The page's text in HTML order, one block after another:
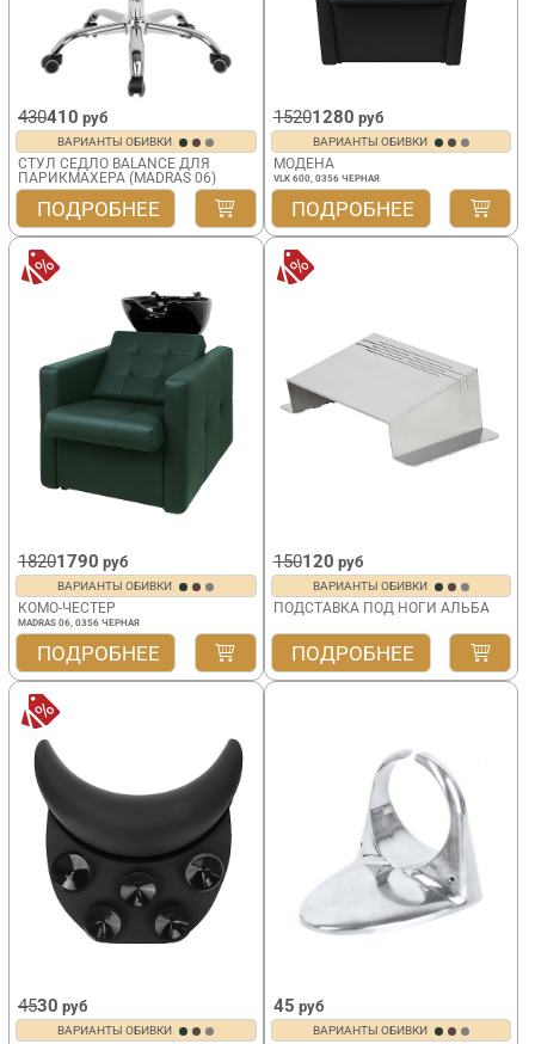
430410 руб
ВАРИАНТЫ ОБИВКИ
СТУЛ СЕДЛО BALANCE ДЛЯ
ПАРИКМАХЕРА (MADRAS 06)
ПОДРОБНЕЕ
15201280 руб
ВАРИАНТЫ ОБИВКИ
МОДЕНА
VLK 600, 0356 ЧЕРНАЯ
ПОДРОБНЕЕ
18201790 руб
ВАРИАНТЫ ОБИВКИ
КОМО-ЧЕСТЕР
MADRAS 06, 0356 ЧЕРНАЯ
ПОДРОБНЕЕ
150120 руб
ВАРИАНТЫ ОБИВКИ
ПОДСТАВКА ПОД НОГИ АЛЬБА
ПОДРОБНЕЕ
4530 руб
ВАРИАНТЫ ОБИВКИ
45 руб
ВАРИАНТЫ ОБИВКИ